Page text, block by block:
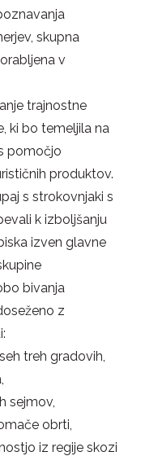
skupna
v
trajnostne
ki bo temeljila na
pomočjo
produktov.
s strokovnjaki s
k izboljšanju
izven glavne
bivanja
z
treh gradovih,
sejmov,
obrti,
iz regije skozi